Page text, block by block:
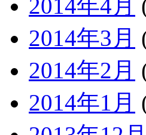
2014年4月
2014年3月
2014年2月
2014年1月